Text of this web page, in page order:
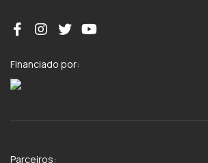
Financiado por:
Parceiros: